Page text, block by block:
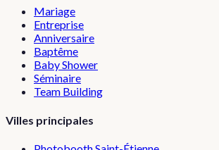
Mariage
Entreprise
Anniversaire
Baptême
Baby Shower
Séminaire
Team Building
Villes principales